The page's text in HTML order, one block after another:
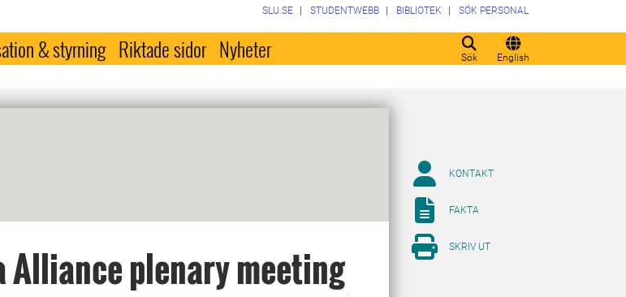
Sök English
SLU.SE STUDENTWEBB BIBLIOTEK SÖK PERSONAL
& styrning Riktade sidor Nyheter
Alliance plenary meeting
KONTAKT
FAKTA
SKRIV UT